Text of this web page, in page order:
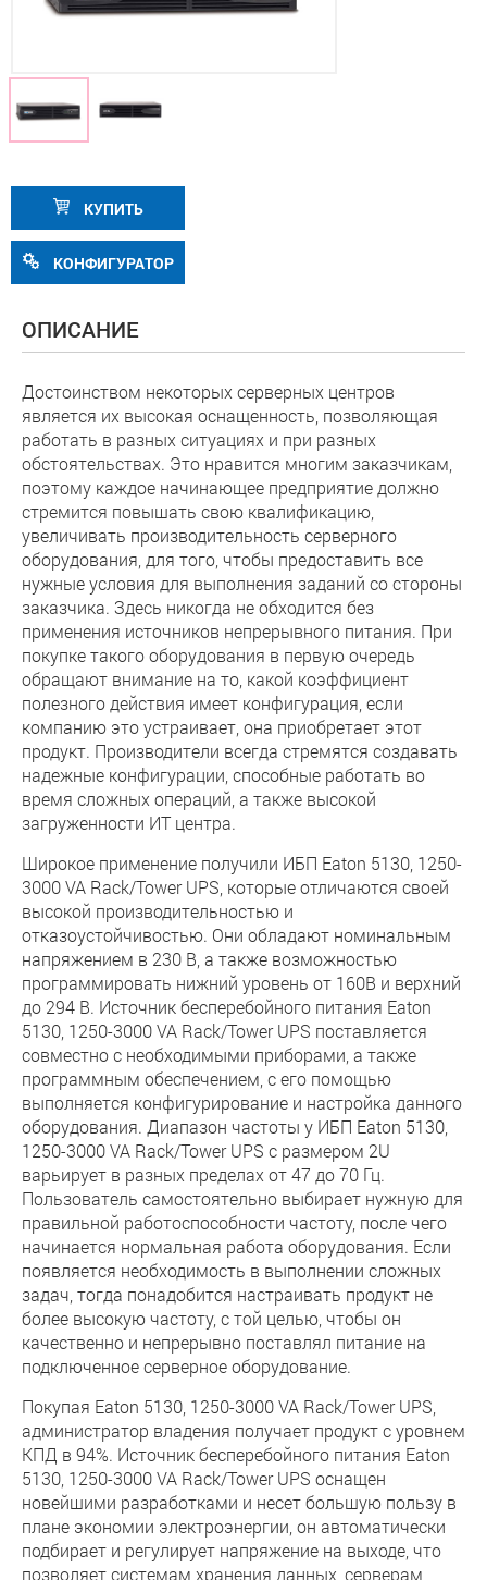
КУПИТЬ
КОНФИГУРАТОР
ОПИСАНИЕ
Достоинством некоторых серверных центров
является их высокая оснащенность, позволяющая
работать в разных ситуациях и при разных
обстоятельствах. Это нравится многим заказчикам,
поэтому каждое начинающее предприятие должно
стремится повышать свою квалификацию,
увеличивать производительность серверного
оборудования, для того, чтобы предоставить все
нужные условия для выполнения заданий со стороны
заказчика. Здесь никогда не обходится без
применения источников непрерывного питания. При
покупке такого оборудования в первую очередь
обращают внимание на то, какой коэффициент
полезного действия имеет конфигурация, если
компанию это устраивает, она приобретает этот
продукт. Производители всегда стремятся создавать
надежные конфигурации, способные работать во
время сложных операций, а также высокой
загруженности ИТ центра.
Широкое применение получили ИБП Eaton 5130, 1250-
3000 VA Rack/Tower UPS, которые отличаются своей
высокой производительностью и
отказоустойчивостью. Они обладают номинальным
напряжением в 230 В, а также возможностью
программировать нижний уровень от 160В и верхний
до 294 В. Источник бесперебойного питания Eaton
5130, 1250-3000 VA Rack/Tower UPS поставляется
совместно с необходимыми приборами, а также
программным обеспечением, с его помощью
выполняется конфигурирование и настройка данного
оборудования. Диапазон частоты у ИБП Eaton 5130,
1250-3000 VA Rack/Tower UPS с размером 2U
варьирует в разных пределах от 47 до 70 Гц.
Пользователь самостоятельно выбирает нужную для
правильной работоспособности частоту, после чего
начинается нормальная работа оборудования. Если
появляется необходимость в выполнении сложных
задач, тогда понадобится настраивать продукт не
более высокую частоту, с той целью, чтобы он
качественно и непрерывно поставлял питание на
подключенное серверное оборудование.
Покупая Eaton 5130, 1250-3000 VA Rack/Tower UPS,
администратор владения получает продукт с уровнем
КПД в 94%. Источник бесперебойного питания Eaton
5130, 1250-3000 VA Rack/Tower UPS оснащен
новейшими разработками и несет большую пользу в
плане экономии электроэнергии, он автоматически
подбирает и регулирует напряжение на выходе, что
позволяет системам хранения данных, серверам